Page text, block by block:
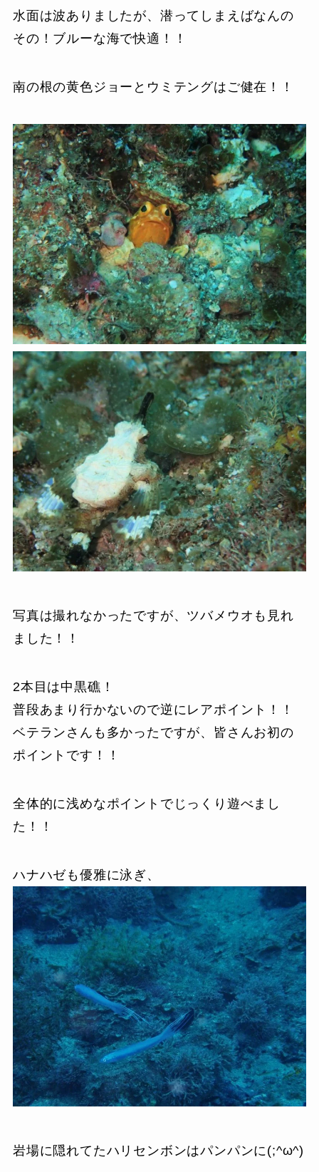
水面は波ありましたが、潜ってしまえばなんの
その！ブルーな海で快適！！
南の根の黄色ジョーとウミテングはご健在！！
写真は撮れなかったですが、ツバメウオも見れ
ました！！
2本目は中黒礁！
普段あまり行かないので逆にレアポイント！！
ベテランさんも多かったですが、皆さんお初の
ポイントです！！
全体的に浅めなポイントでじっくり遊べまし
た！！
ハナハゼも優雅に泳ぎ、
岩場に隠れてたハリセンボンはパンパンに(;^ω^)